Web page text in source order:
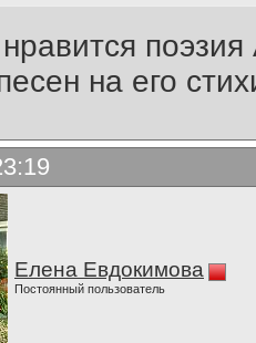
на его
Елена Евдокимова
Постоянный пользователь